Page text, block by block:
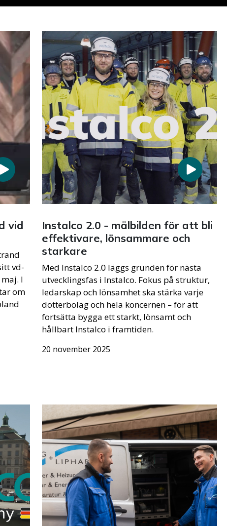
vid
vd-
I
om
Instalco 2.0 - målbilden för att bli
effektivare, lönsammare och
starkare
Med Instalco 2.0 läggs grunden för nästa
utvecklingsfas i Instalco. Fokus på struktur,
ledarskap och lönsamhet ska stärka varje
dotterbolag och hela koncernen – för att
fortsätta bygga ett starkt, lönsamt och
hållbart Instalco i framtiden.
20 november 2025